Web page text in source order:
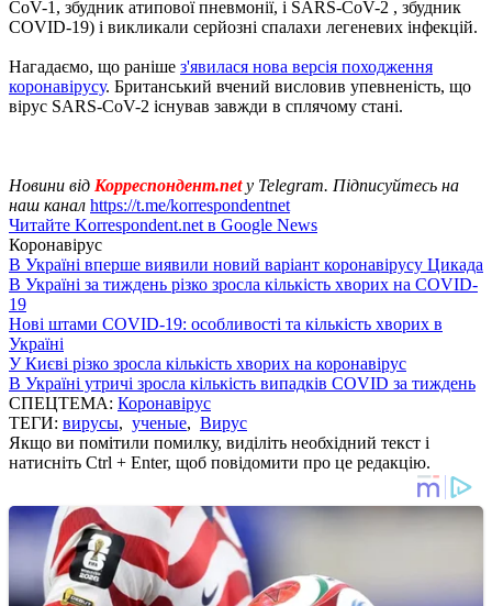
CoV-1, збудник атипової пневмонії, і SARS-CoV-2 , збудник
COVID-19) і викликали серйозні спалахи легеневих інфекцій.
Нагадаємо, що раніше з'явилася нова версія походження
коронавірусу. Британський вчений висловив упевненість, що
вірус SARS-CoV-2 існував завжди в сплячому стані.
Новини від Корреспондент.net у Telegram. Підписуйтесь на
наш канал https://t.me/korrespondentnet
Читайте Korrespondent.net в Google News
Коронавірус
В Україні вперше виявили новий варіант коронавірусу Цикада
В Україні за тиждень різко зросла кількість хворих на COVID-
19
Нові штами COVID-19: особливості та кількість хворих в
Україні
У Києві різко зросла кількість хворих на коронавірус
В Україні утричі зросла кількість випадків COVID за тиждень
СПЕЦТЕМА: Коронавірус
ТЕГИ: вирусы, ученые, Вирус
Якщо ви помітили помилку, виділіть необхідний текст і
натисніть Ctrl + Enter, щоб повідомити про це редакцію.